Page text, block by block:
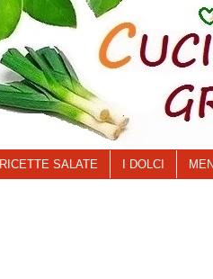
RICETTE SALATE I DOLCI